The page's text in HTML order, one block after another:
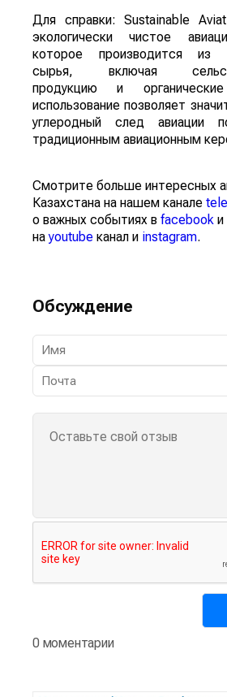
Для справки: Sustainable
экологически чистое
которое производится из
сырья, включая
продукцию и
использование позволяет
углеродный след авиации
традиционным авиационным
Смотрите больше интересных
Казахстана на нашем канале
о важных событиях в facebook и
наyoutube канал и instagram.
Обсуждение
0 моментарии